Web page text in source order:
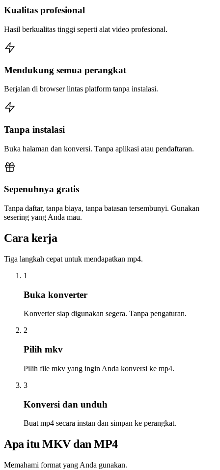
Kualitas profesional
Hasil berkualitas tinggi seperti alat video profesional.
Mendukung semua perangkat
Berjalan di browser lintas platform tanpa instalasi.
Tanpa instalasi
Buka halaman dan konversi. Tanpa aplikasi atau pendaftaran.
Sepenuhnya gratis
Tanpa daftar, tanpa biaya, tanpa batasan tersembunyi. Gunakan
sesering yang Anda mau.
Cara kerja
Tiga langkah cepat untuk mendapatkan mp4.
1
Buka konverter
Konverter siap digunakan segera. Tanpa pengaturan.
2
Pilih mkv
Pilih file mkv yang ingin Anda konversi ke mp4.
3
Konversi dan unduh
Buat mp4 secara instan dan simpan ke perangkat.
Apa itu MKV dan MP4
Memahami format yang Anda gunakan.